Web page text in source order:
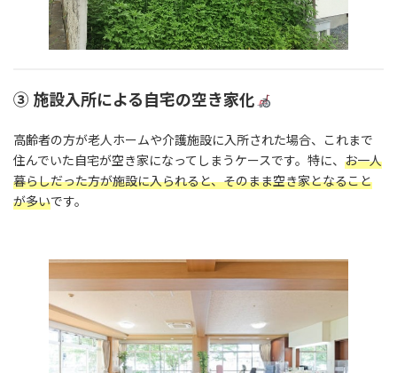
③ 施設入所による自宅の空き家化
高齢者の方が老人ホームや介護施設に入所された場合、これまで
住んでいた自宅が空き家になってしまうケースです。特に、 お一人
暮らしだった方が施設に入られると、そのまま空き家となること
が多いです。